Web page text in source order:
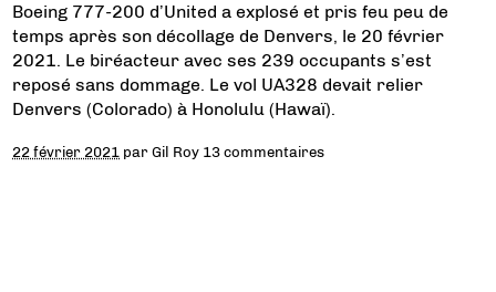
Boeing 777-200 d’United a explosé et pris feu peu de
temps après son décollage de Denvers, le 20 février
2021. Le biréacteur avec ses 239 occupants s’est
reposé sans dommage. Le vol UA328 devait relier
Denvers (Colorado) à Honolulu (Hawaï).
22 février 2021 parGil Roy 13 commentaires